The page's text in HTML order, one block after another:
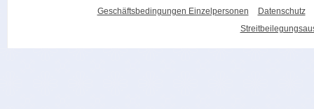
Geschäftsbedingungen Einzelpersonen
Datenschutz